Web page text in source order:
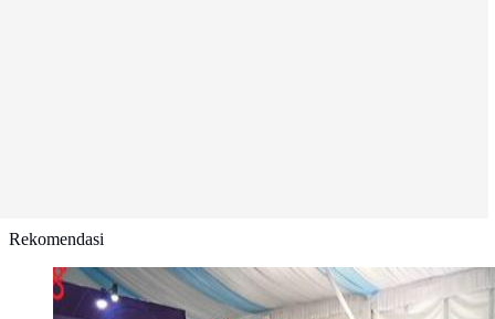
Rekomendasi